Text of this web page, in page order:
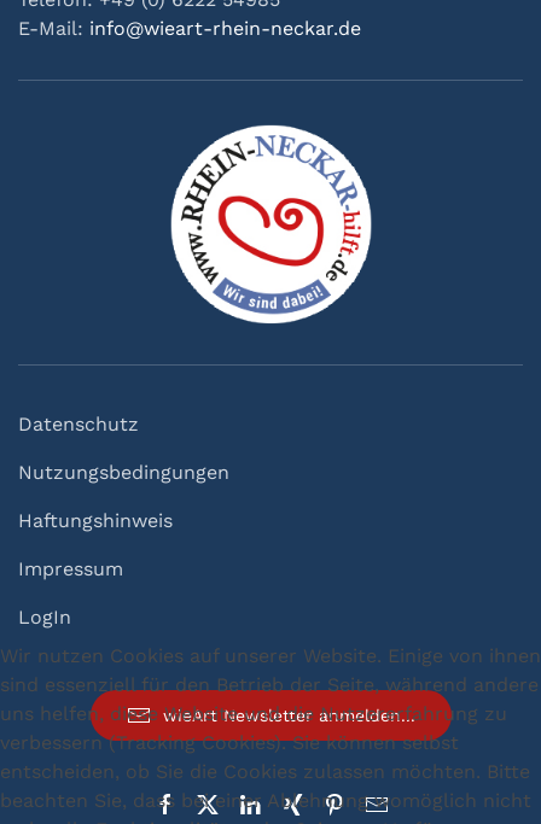
E-Mail: info@wieart-rhein-neckar.de
Datenschutz
Nutzungsbedingungen
Haftungshinweis
Impressum
LogIn
wieArt Newsletter anmelden...
Wir nutzen Cookies auf unserer Website. Einige von ihnen
sind essenziell für den Betrieb der Seite, während andere
uns helfen, diese Website und die Nutzererfahrung zu
verbessern (Tracking Cookies). Sie können selbst
entscheiden, ob Sie die Cookies zulassen möchten. Bitte
beachten Sie, dass bei einer Ablehnung womöglich nicht